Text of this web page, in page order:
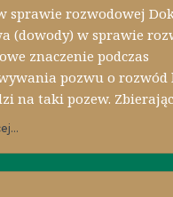
sprawie rozwodowej
(dowody) w sprawie
znaczenie podczas
pozwu o rozwód
na taki pozew.